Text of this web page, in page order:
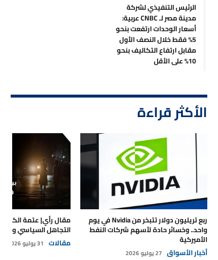
الرئيس التنفيذي لشركة
مدينة مصر لـ CNBC عربية:
أسعار الوحدات ارتفعت بنحو
5% فقط خلال النصف الأول
مقابل ارتفاع التكاليف بنحو
10% على الأقل
الأكثر قراءة
ربع تريليون دولار تتبخر من Nvidia في يوم
واحد.. وخسائر حادة لأسهم شركات النفط
الأميركية
أخبار الأسواق 27 يوليو 2026
مقال رأي| عتمة
التجاهل السياسي
مقالات 31 يوليو 2026